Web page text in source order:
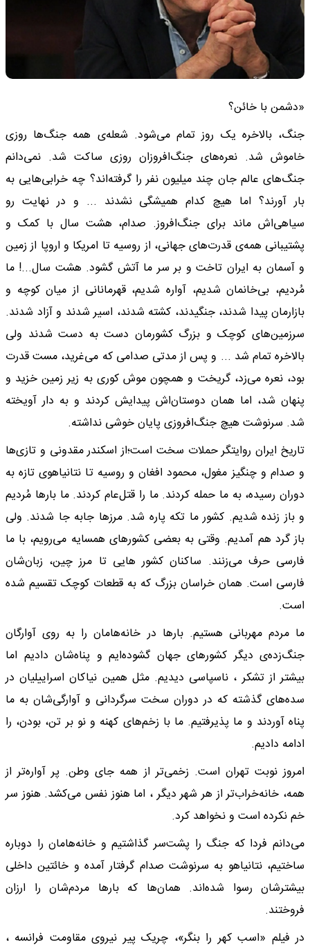
«دشمن با خائن؟
جنگ، بالاخره یک روز تمام می‌شود. شعله‌ی همه جنگ‌ها روزی
خاموش شد. نعره‌های جنگ‌افروزان روزی ساکت شد. نمی‌دانم
جنگ‌های عالم جان چند میلیون نفر را گرفته‌اند؟ چه خرابی‌هایی به
بار آورند؟ اما هیچ کدام همیشگی نشدند ... و در نهایت رو
سیاهی‌اش ماند برای جنگ‌افروز. صدام، هشت سال با کمک و
پشتیبانی همه‌ی قدرت‌های جهانی، از روسیه تا امریکا و اروپا از زمین
و آسمان به ایران تاخت و بر سر ما آتش گشود. هشت سال...! ما
مُردیم، بی‌خانمان شدیم، آواره شدیم، قهرمانانی از میان کوچه و
بازارمان پیدا شدند، جنگیدند، کشته شدند، اسیر شدند و آزاد شدند.
سرزمین‌های کوچک و بزرگ کشورمان دست به دست شدند ولی
بالاخره تمام شد ... و پس از مدتی صدامی که می‌غرید، مست قدرت
بود، نعره می‌زد، گریخت و همچون موش کوری به زیر زمین خزید و
پنهان شد، اما همان دوستان‌اش پیدایش کردند و به دار آویخته
شد. سرنوشت هیچ جنگ‌افروزی پایان خوشی نداشته.
تاریخ ایران روایتگر حملات سخت است؛از اسکندر مقدونی و تازی‌ها
و صدام و چنگیز مغول، محمود افغان و روسیه تا نتانیاهوی تازه به
دوران رسیده، به ما حمله کردند. ما را قتل‌عام کردند. ما بارها مُردیم
و باز زنده شدیم. کشور ما تکه پاره شد. مرزها جابه جا شدند. ولی
باز گرد هم آمدیم. وقتی به بعضی کشورهای همسایه می‌رویم، با ما
فارسی حرف می‌زنند. ساکنان کشور هایی تا مرز چین، زبان‌شان
فارسی است. همان خراسان بزرگ که به قطعات کوچک تقسیم شده
است.
ما مردم مهربانی هستیم. بارها در خانه‌هامان را به روی آوارگان
جنگ‌زده‌ی دیگر کشورهای جهان گشوده‌ایم و پناه‌شان دادیم اما
بیشتر از تشکر ، ناسپاسی دیدیم. مثل همین نیاکان اسراییلیان در
سده‌های گذشته که در دوران سخت سرگردانی و آوارگی‌شان به ما
پناه آوردند و ما پذیرفتیم. ما با زخم‌های کهنه و نو بر تن، بودن، را
ادامه دادیم.
امروز نوبت تهران است. زخمی‌تر از همه جای وطن. پر آواره‌تر از
همه، خانه‌خراب‌تر از هر شهر دیگر ، اما هنوز نفس می‌کشد. هنوز سر
خم نکرده است و نخواهد کرد.
می‌دانم فردا که جنگ را پشت‌سر گذاشتیم و خانه‌هامان را دوباره
ساختیم، نتانیاهو به سرنوشت صدام گرفتار آمده و خائتین داخلی
بیشترشان رسوا شده‌اند. همان‌ها که بارها مردم‌شان را ارزان
فروختند.
در فیلم «اسب کهر را بنگر»، چریک پیر نیروی مقاومت فرانسه ،